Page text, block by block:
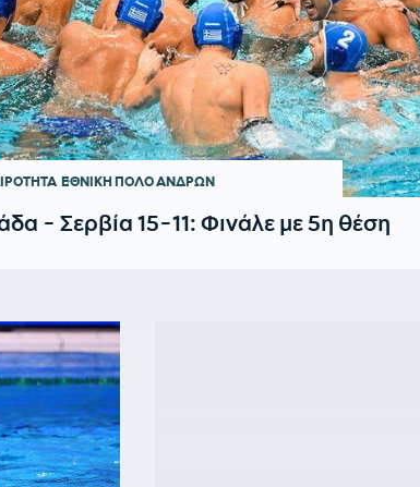
ΕΘΝΙΚΗ ΠΟΛΟ ΑΝΔΡΩΝ
- Σερβία 15-11: Φινάλε με 5η θέση